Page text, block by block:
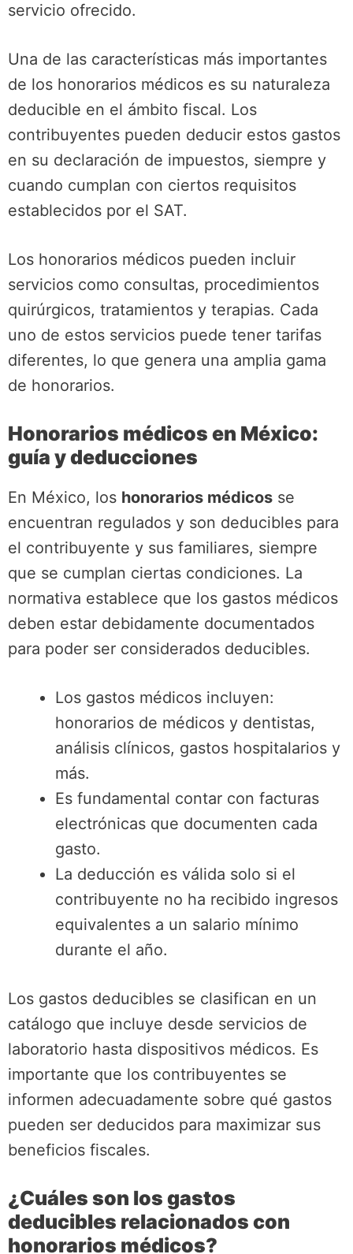
servicio ofrecido.
Una de las características más importantes
de los honorarios médicos es su naturaleza
deducible en el ámbito fiscal. Los
contribuyentes pueden deducir estos gastos
en su declaración de impuestos, siempre y
cuando cumplan con ciertos requisitos
establecidos por el SAT.
Los honorarios médicos pueden incluir
servicios como consultas, procedimientos
quirúrgicos, tratamientos y terapias. Cada
uno de estos servicios puede tener tarifas
diferentes, lo que genera una amplia gama
de honorarios.
Honorarios médicos en México:
guía y deducciones
En México, los honorarios médicos se
encuentran regulados y son deducibles para
el contribuyente y sus familiares, siempre
que se cumplan ciertas condiciones. La
normativa establece que los gastos médicos
deben estar debidamente documentados
para poder ser considerados deducibles.
Los gastos médicos incluyen:
honorarios de médicos y dentistas,
análisis clínicos, gastos hospitalarios y
más.
Es fundamental contar con facturas
electrónicas que documenten cada
gasto.
La deducción es válida solo si el
contribuyente no ha recibido ingresos
equivalentes a un salario mínimo
durante el año.
Los gastos deducibles se clasifican en un
catálogo que incluye desde servicios de
laboratorio hasta dispositivos médicos. Es
importante que los contribuyentes se
informen adecuadamente sobre qué gastos
pueden ser deducidos para maximizar sus
beneficios fiscales.
¿Cuáles son los gastos
deducibles relacionados con
honorarios médicos?